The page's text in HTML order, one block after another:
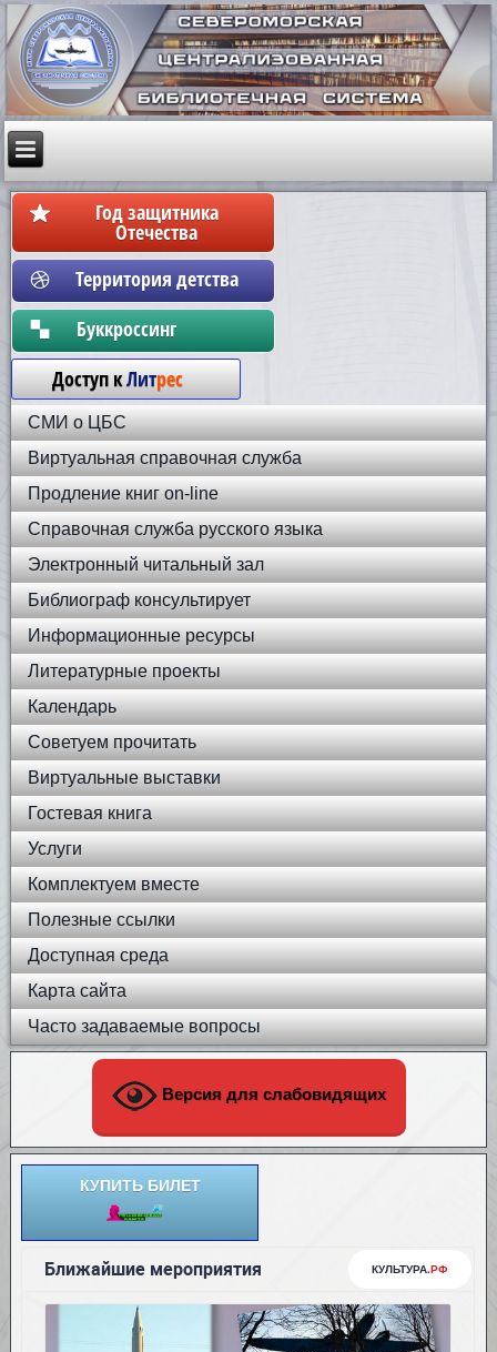
Год защитника
Отечества
Территория детства
Бyккpoccинг
Доступ кЛитрес
СМИ о ЦБС
Виртуальная справочная служба
Продление книг on-line
Справочная служба русского языка
Электронный читальный зал
Библиограф консультирует
Информационные ресурсы
Литературные проекты
Календарь
Советуем прочитать
Виртуальные выставки
Гостевая книга
Услуги
Комплектуем вместе
Полезные ссылки
Доступная среда
Карта сайта
Часто задаваемые вопросы
Версия для слабовидящих
КУПИТЬ БИЛЕТ